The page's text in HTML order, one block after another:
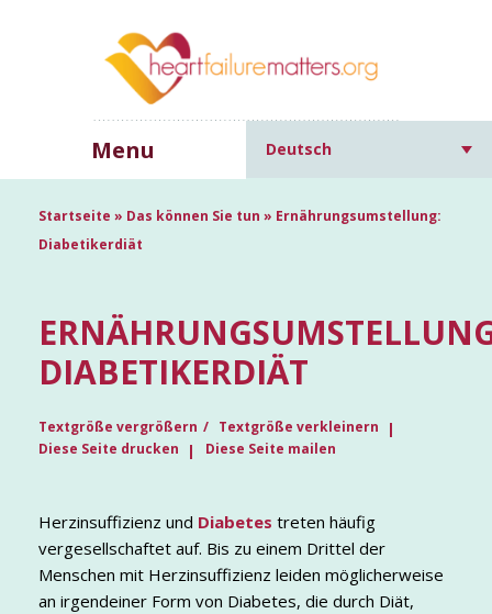
Menu Deutsch
Startseite » Das können Sie tun » Ernährungsumstellung:
Diabetikerdiät
DIABETIKERDIÄT
Textgröße vergrößern
Textgröße verkleinern
Diese Seite drucken
Diese Seite mailen
Herzinsuffizienz und Diabetes treten häufig
vergesellschaftet auf. Bis zu einem Drittel der
Menschen mit Herzinsuffizienz leiden möglicherweise
an irgendeiner Form von Diabetes, die durch Diät,